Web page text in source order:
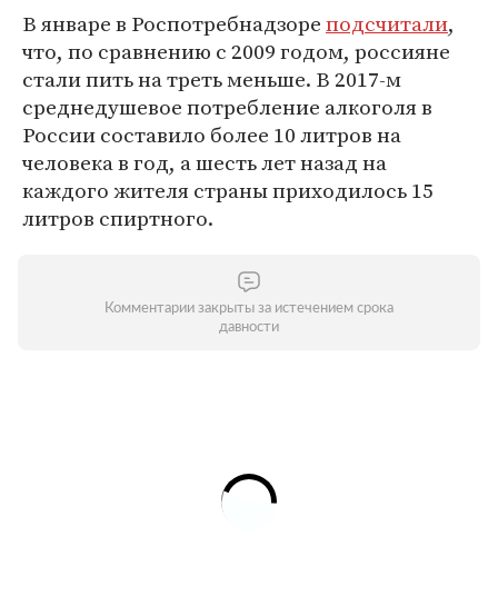
В январе в Роспотребнадзореподсчитали,
что, по сравнению с 2009 годом, россияне
стали пить на треть меньше. В 2017-м
среднедушевое потребление алкоголя в
России составило более 10 литров на
человека в год, а шесть лет назад на
каждого жителя страны приходилось 15
литров спиртного.
Комментарии закрыты за истечением срока
давности